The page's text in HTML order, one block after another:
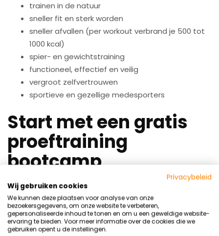
trainen in de natuur
sneller fit en sterk worden
sneller afvallen (per workout verbrand je 500 tot
1000 kcal)
spier- en gewichtstraining
functioneel, effectief en veilig
vergroot zelfvertrouwen
sportieve en gezellige medesporters
Start met een gratis
proeftraining
bootcamp
Start nu en maak een afspraak voor een gratis
proeftraining naar keuze. Vul hieronder je gegevens in
en wij nemen binnen 1 werkdag persoonlijkcontactmet
je op.
Privacybeleid
Wij gebruiken cookies
We kunnen deze plaatsen voor analyse van onze
bezoekersgegevens, om onze website te verbeteren,
gepersonaliseerde inhoud te tonen en om u een geweldige website-
ervaring te bieden. Voor meer informatie over de cookies die we
gebruiken opent u de instellingen.